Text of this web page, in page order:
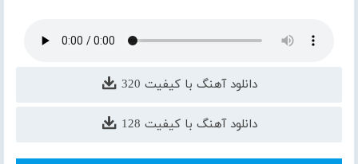
دانلود آهنگ با کیفیت 320
دانلود آهنگ با کیفیت 128